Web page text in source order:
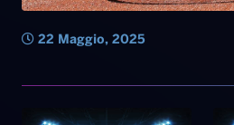
22 Maggio, 2025